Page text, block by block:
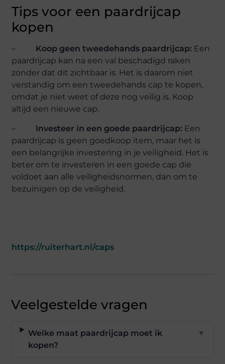
Tips voor een paardrijcap
kopen
– Koop geen tweedehands paardrijcap: Een
paardrijcap kan na een val beschadigd raken
zonder dat dit zichtbaar is. Het is daarom niet
verstandig om een tweedehands cap te kopen,
omdat je niet weet of deze nog veilig is. Koop
altijd een nieuwe cap.
– Investeer in een goede paardrijcap: Een
paardrijcap is geen goedkoop item, maar het is
een belangrijke investering in je veiligheid. Het is
beter om te investeren in een goede cap die
voldoet aan alle veiligheidsnormen, dan om te
bezuinigen op de veiligheid.
https://ruiterhart.nl/caps
Veelgestelde vragen
Welke maat paardrijcap moet ik
kopen?
▼